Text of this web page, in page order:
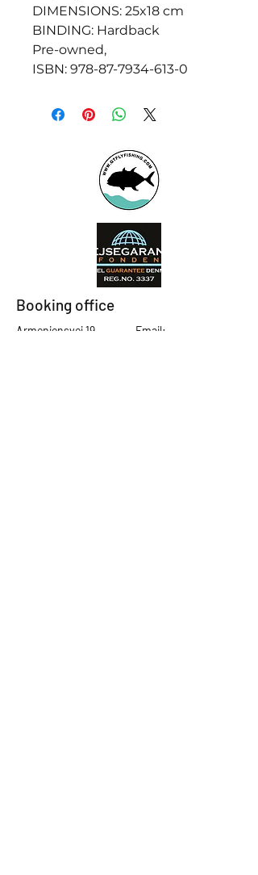
DIMENSIONS: 25x18 cm
BINDING: Hardback
Pre-owned,
ISBN: 978-87-7934-613-0
Booking office
Armeniensvej 19
Email: